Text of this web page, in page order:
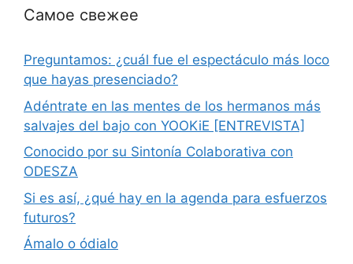
Самое свежее
Preguntamos: ¿cuál fue el espectáculo más loco
que hayas presenciado?
Adéntrate en las mentes de los hermanos más
salvajes del bajo con YOOKiE [ENTREVISTA]
Conocido por su Sintonía Colaborativa con
ODESZA
Si es así, ¿qué hay en la agenda para esfuerzos
futuros?
Ámalo o ódialo